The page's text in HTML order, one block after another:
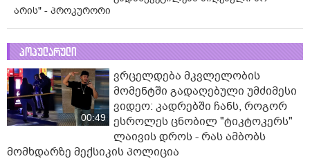
არის" - პროკურორი
პოპულარული
00:49
ვრცელდება მკვლელობის
მომენტში გადაღებული უმძიმესი
ვიდეო: კადრებში ჩანს, როგორ
ესროლეს ცნობილ "ტიკტოკერს"
ლაივის დროს - რას ამბობს
მომხდარზე მექსიკის პოლიცია